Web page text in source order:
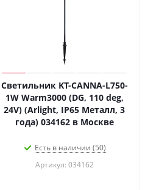
Светильник KT-CANNA-L750-
1W Warm3000 (DG, 110 deg,
24V) (Arlight, IP65 Металл, 3
года) 034162 в Москве
Есть в наличии (50)
Артикул: 034162